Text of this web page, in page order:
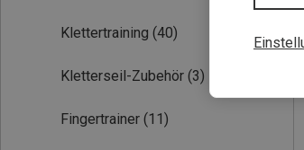
Klettertraining (40)
Kletterseil-Zubehör (3)
Fingertrainer (11)